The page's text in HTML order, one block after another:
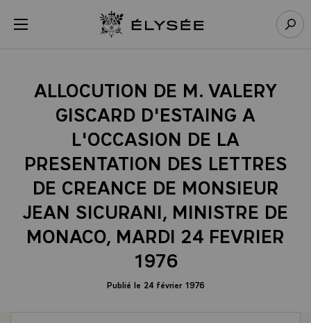
menu Retour à l’accueil Élysée
ALLOCUTION DE M. VALERY
GISCARD D'ESTAING A
L'OCCASION DE LA
PRESENTATION DES LETTRES
DE CREANCE DE MONSIEUR
JEAN SICURANI, MINISTRE DE
MONACO, MARDI 24 FEVRIER
1976
Publié le 24 février 1976
Panneau de gestion des cookies